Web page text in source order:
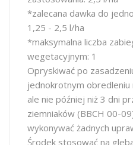
*zalecana dawka do
1,25 - 2,5 l/ha
*maksymalna liczba
wegetacyjnym: 1
Opryskiwać po
jednokrotnym
ale nie później niż 3 dni
ziemniaków (BBCH 00-
wykonywać żadnych
Środek stosować na